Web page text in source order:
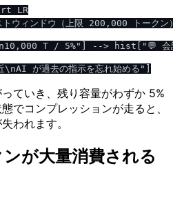
LR
ウィンドウ（上限 200,000 トークン
T / 5%"] --> hist["💬
ていき、残り容量がわずか 5%
でコンプレッションが走ると、
われます。
が大量消費される